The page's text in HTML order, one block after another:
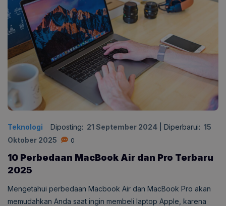
Teknologi Diposting: 21 September 2024 Diperbarui: 15
Oktober 2025
0
10 Perbedaan MacBook Air dan Pro Terbaru
2025
Mengetahui perbedaan Macbook Air dan MacBook Pro akan
memudahkan Anda saat ingin membeli laptop Apple, karena